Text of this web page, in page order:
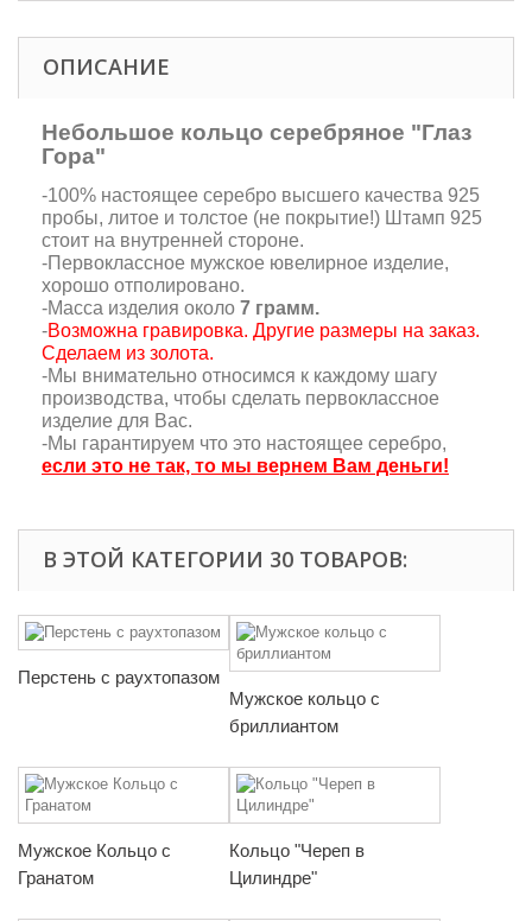
ОПИСАНИЕ
Небольшое кольцо серебряное "Глаз
Гора"
-100% настоящее серебро высшего качества 925
пробы, литое и толстое (не покрытие!) Штамп 925
стоит на внутренней стороне.
-Первоклассное мужское ювелирное изделие,
хорошо отполировано.
-Масса изделия около 7 грамм.
-Возможна гравировка. Другие размеры на заказ.
Сделаем из золота.
-Мы внимательно относимся к каждому шагу
производства, чтобы сделать первоклассное
изделие для Вас.
-Мы гарантируем что это настоящее серебро,
если это не так, то мы вернем Вам деньги!
В ЭТОЙ КАТЕГОРИИ 30 ТОВАРОВ:
Перстень с раухтопазом
Мужское кольцо с
бриллиантом
Мужское Кольцо с
Гранатом
Кольцо "Череп в
Цилиндре"